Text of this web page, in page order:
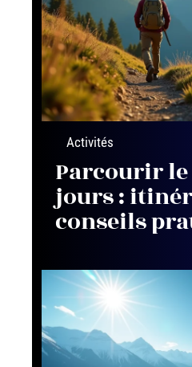
Activités
Parcourir le
jours :
conseils